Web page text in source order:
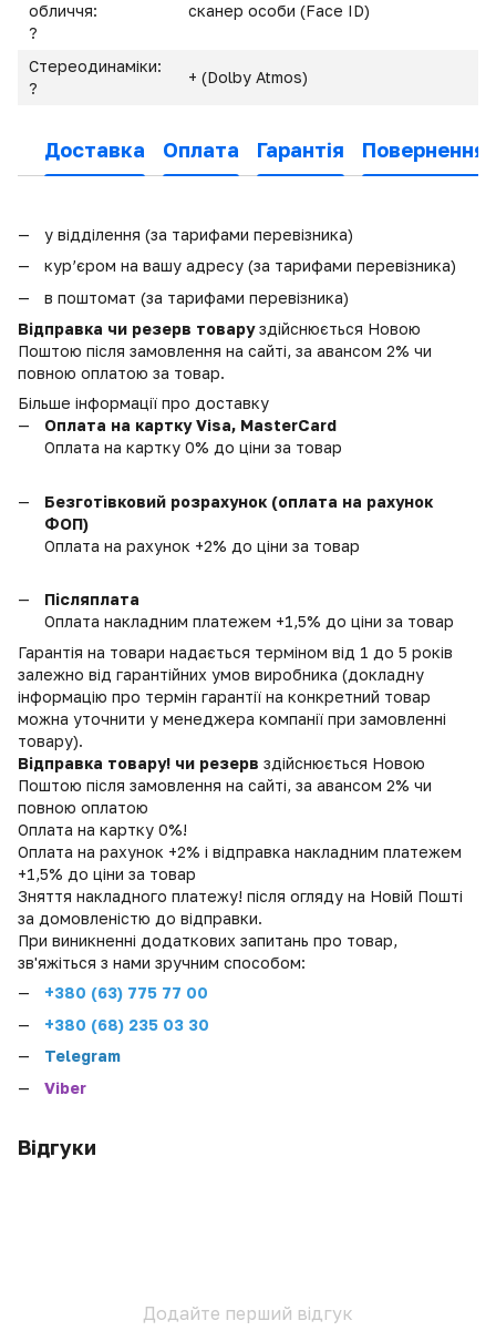
обличчя:
?
сканер особи (Face ID)
Стереодинаміки:
?
+ (Dolby Atmos)
Доставка Оплата Гарантія Повернення
у відділення (за тарифами перевізника)
кур’єром на вашу адресу (за тарифами перевізника)
в поштомат (за тарифами перевізника)
Відправка чи резерв товаруздійснюється Новою
Поштою після замовлення на сайті, за авансом 2% чи
повною оплатою за товар.
Більше інформації про доставку
Оплата на картку Visa, MasterCard
Оплата на картку 0% до ціни за товар
Безготівковий розрахунок (оплата на рахунок
ФОП)
Оплата на рахунок +2% до ціни за товар
Післяплата
Оплата накладним платежем +1,5% до ціни за товар
Гарантія на товари надається терміном від 1 до 5 років
залежно від гарантійних умов виробника (докладну
інформацію про термін гарантії на конкретний товар
можна уточнити у менеджера компанії при замовленні
товару).
Відправка товару! чи резерв здійснюється Новою
Поштою після замовлення на сайті, за авансом 2% чи
повною оплатою
Оплата на картку 0%!
Оплата на рахунок +2% і відправка накладним платежем
+1,5% до ціни за товар
Зняття накладного платежу! після огляду на Новій Пошті
за домовленістю до відправки.
При виникненні додаткових запитань про товар,
зв'яжіться з нами зручним способом:
+380 (63) 775 77 00
+380 (68) 235 03 30
Telegram
Viber
Відгуки
Додайте перший відгук